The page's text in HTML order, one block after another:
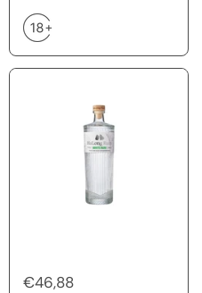
Regulärer Preis
€46,88